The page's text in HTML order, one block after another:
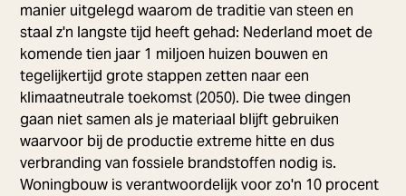
manier uitgelegd waarom de traditie van steen en
staal z'n langste tijd heeft gehad: Nederland moet de
komende tien jaar 1 miljoen huizen bouwen en
tegelijkertijd grote stappen zetten naar een
klimaatneutrale toekomst (2050). Die twee dingen
gaan niet samen als je materiaal blijft gebruiken
waarvoor bij de productie extreme hitte en dus
verbranding van fossiele brandstoffen nodig is.
Woningbouw is verantwoordelijk voor zo'n 10 procent